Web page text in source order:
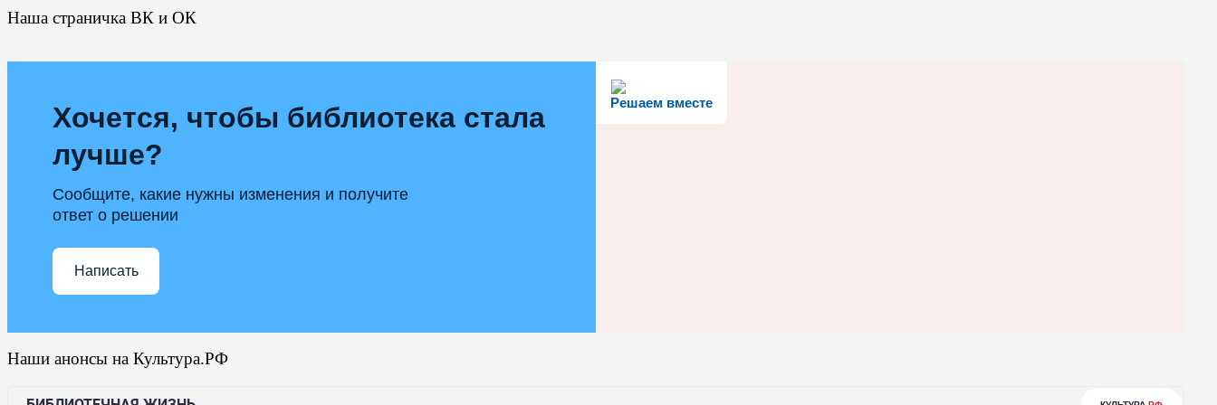
Наша страничка ВК и ОК
Решаем вместе
Хочется, чтобы библиотека стала
лучше?
Сообщите, какие нужны изменения и получите
ответ о решении
Написать
Наши анонсы на Культура.РФ